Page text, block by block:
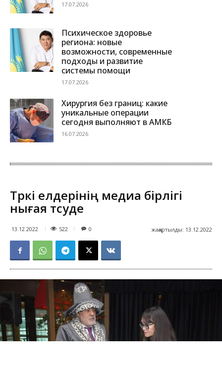
17.07.2026
Психическое здоровье
региона: новые
возможности, современные
подходы и развитие
системы помощи
17.07.2026
Хирургия без границ: какие
уникальные операции
сегодня выполняют в АМКБ
16.07.2026